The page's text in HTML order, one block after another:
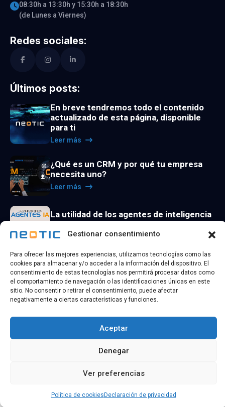
Gestionar consentimiento
Para ofrecer las mejores experiencias, utilizamos tecnologías como las
cookies para almacenar y/o acceder a la información del dispositivo. El
consentimiento de estas tecnologías nos permitirá procesar datos como
el comportamiento de navegación o las identificaciones únicas en este
sitio. No consentir o retirar el consentimiento, puede afectar
negativamente a ciertas características y funciones.
Aceptar
Denegar
Ver preferencias
Política de cookies Declaración de privacidad
08:30h a 13:30h y 15:30h a 18:30h
(de Lunes a Viernes)
Redes sociales:
Últimos posts:
En breve tendremos todo el contenido
actualizado de esta página, disponible
para ti
Leer más
¿Qué es un CRM y por qué tu empresa
necesita uno?
Leer más
La utilidad de los agentes de inteligencia
Leer más
derechos reservados
Política de
Política de
cookies
Aviso
Accesibilidad